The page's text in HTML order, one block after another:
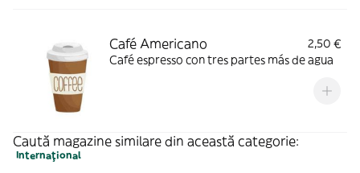
Café Americano
2,50 €
Café espresso con tres partes más de agua
Caută magazine similare din această categorie:
Internațional